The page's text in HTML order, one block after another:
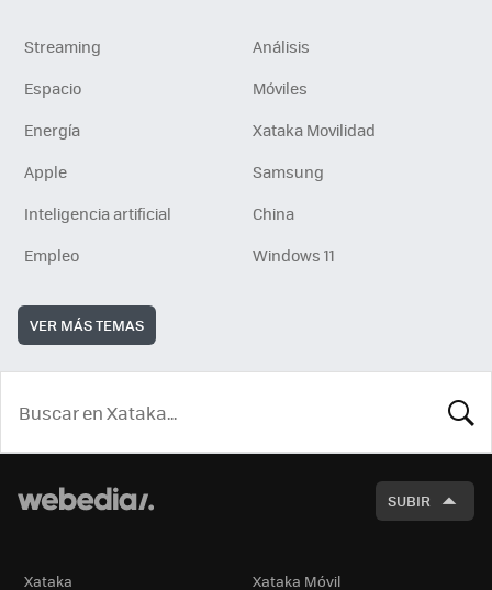
Streaming
Análisis
Espacio
Móviles
Energía
Xataka Movilidad
Apple
Samsung
Inteligencia artificial
China
Empleo
Windows 11
VER MÁS TEMAS
SUBIR
Xataka Xataka Móvil